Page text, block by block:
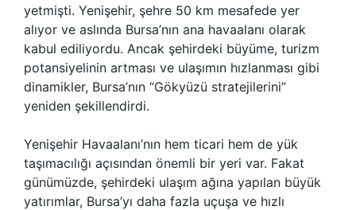
yetmişti. Yenişehir, şehre 50 km mesafede yer
alıyor ve aslında Bursa’nın ana havaalanı olarak
kabul ediliyordu. Ancak şehirdeki büyüme, turizm
potansiyelinin artması ve ulaşımın hızlanması gibi
dinamikler, Bursa’nın “Gökyüzü stratejilerini”
yeniden şekillendirdi.
Yenişehir Havaalanı’nın hem ticari hem de yük
taşımacılığı açısından önemli bir yeri var. Fakat
günümüzde, şehirdeki ulaşım ağına yapılan büyük
yatırımlar, Bursa’yı daha fazla uçuşa ve hızlı